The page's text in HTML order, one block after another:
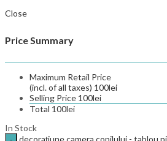
Close
Price Summary
Maximum Retail Price
(incl. of all taxes) 100lei
Selling Price 100lei
Total 100lei
In Stock
decoraţiune camera copilului - tablou